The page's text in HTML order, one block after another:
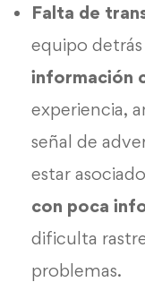
Falta de
equipo
información
experiencia,
señal de
estar
con poca
dificulta
problemas.